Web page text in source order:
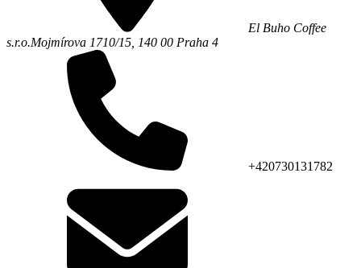
El Buho Coffee
s.r.o.Mojmírova 1710/15, 140 00 Praha 4
+420730131782